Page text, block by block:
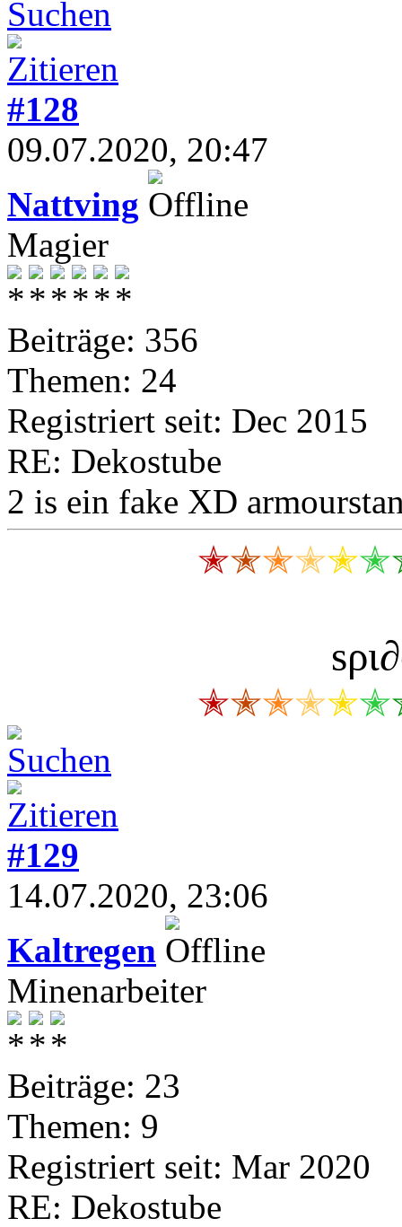
#128
09.07.2020, 20:47
Nattving
Magier
Beiträge: 356
Themen: 24
Registriert seit: Dec 2015
RE: Dekostube
2 is ein fake XD
✭✭✭✭✭✭
✭✭✭✭✭✭
#129
14.07.2020, 23:06
Kaltregen
Minenarbeiter
Beiträge: 23
Themen: 9
Registriert seit: Mar 2020
RE: Dekostube